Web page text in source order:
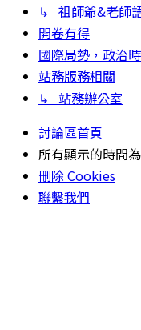
↳ 祖師爺&老師
開卷有得
國際局勢，政治
站務版務相關
↳ 站務辦公室
討論區首頁
所有顯示的時間為
刪除 Cookies
聯繫我們